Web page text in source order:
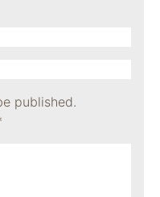
published.